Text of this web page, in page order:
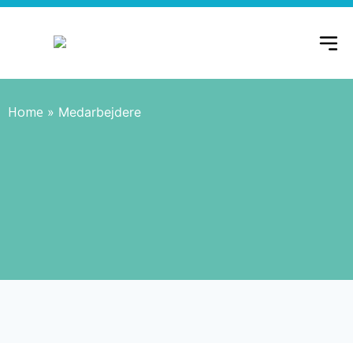
Home » Medarbejdere